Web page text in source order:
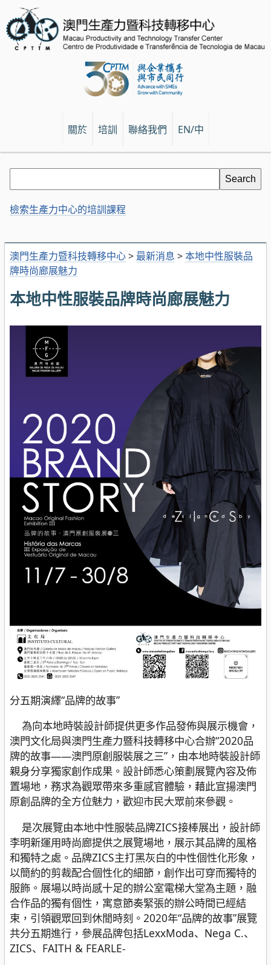
關於 培訓 聯絡我們 EN/中
澳門生產力暨科技轉移中心> 最新消息 >本地中性服裝品
牌時尚廊展魅力
本地中性服裝品牌時尚廊展魅力
分五期演繹“品牌的故事”
為向本地時裝設計師提供更多作品發佈與展示機會，
澳門文化局與澳門生產力暨科技轉移中心合辦“2020品
牌的故事——澳門原創服裝展之三”，由本地時裝設計師
親身分享獨家創作成果。設計師悉心策劃展覽內容及佈
置場地，務求為觀眾帶來多重感官體驗，藉此宣揚澳門
原創品牌的全方位魅力，歡迎市民大眾前來參觀。
是次展覽由本地中性服裝品牌ZICS接棒展出，設計師
李明新運用時尚廊提供之展覽場地，展示其品牌的風格
和獨特之處。品牌ZICS主打黑灰白的中性個性化形象，
以簡約的剪裁配合個性化的細節，創作出可穿而獨特的
服飾。展場以時尚感十足的辦公室電梯大堂為主題，融
合作品的獨有個性，寓意節奏緊張的辦公時間已經結
束，引領觀眾回到休閒時刻。2020年“品牌的故事”展覽
共分五期進行，參展品牌包括LexxModa、Nega C.、
ZICS、FAITH & FEARLE-
檢索生產力中心的培訓課程